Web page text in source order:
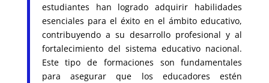
estudiantes han logrado adquirir habilidades
esenciales para el éxito en el ámbito educativo,
contribuyendo a su desarrollo profesional y al
fortalecimiento del sistema educativo nacional.
Este tipo de formaciones son fundamentales
para asegurar que los educadores estén